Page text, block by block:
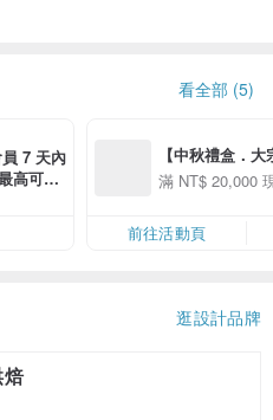
看全部 (5)
7 天內
高可折
【中秋禮盒．
購買「品味美食
000 現折
滿 NT$ 20,000
前往活動頁
逛設計品牌